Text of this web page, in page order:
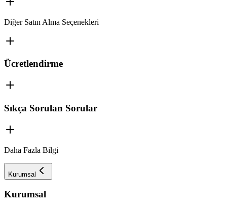
Diğer Satın Alma Seçenekleri
Ücretlendirme
Sıkça Sorulan Sorular
Daha Fazla Bilgi
Kurumsal
Kurumsal